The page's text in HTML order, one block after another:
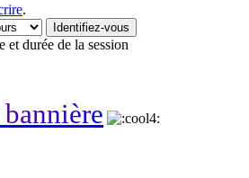
.
durée de la session
bannière